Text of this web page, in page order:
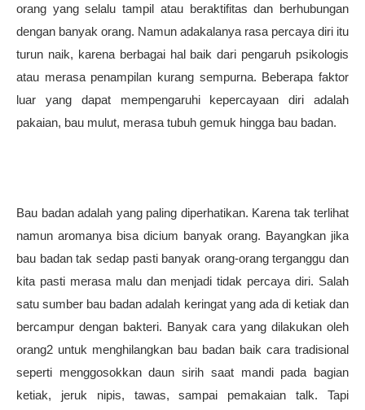
orang yang selalu tampil atau beraktifitas dan berhubungan
dengan banyak orang. Namun adakalanya rasa percaya diri itu
turun naik, karena berbagai hal baik dari pengaruh psikologis
atau merasa penampilan kurang sempurna. Beberapa faktor
luar yang dapat mempengaruhi kepercayaan diri adalah
pakaian, bau mulut, merasa tubuh gemuk hingga bau badan.
Bau badan adalah yang paling diperhatikan. Karena tak terlihat
namun aromanya bisa dicium banyak orang. Bayangkan jika
bau badan tak sedap pasti banyak orang-orang terganggu dan
kita pasti merasa malu dan menjadi tidak percaya diri. Salah
satu sumber bau badan adalah keringat yang ada di ketiak dan
bercampur dengan bakteri. Banyak cara yang dilakukan oleh
orang2 untuk menghilangkan bau badan baik cara tradisional
seperti menggosokkan daun sirih saat mandi pada bagian
ketiak, jeruk nipis, tawas, sampai pemakaian talk. Tapi